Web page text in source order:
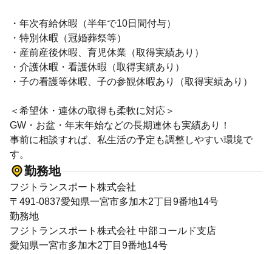
・年次有給休暇（半年で10日間付与）
・特別休暇（冠婚葬祭等）
・産前産後休暇、育児休業（取得実績あり）
・介護休暇・看護休暇（取得実績あり）
・子の看護等休暇、子の参観休暇あり（取得実績あり）
＜希望休・連休の取得も柔軟に対応＞
GW・お盆・年末年始などの長期連休も実績あり！
事前に相談すれば、私生活の予定も調整しやすい環境で
す。
勤務地
フジトランスポート株式会社
〒491-0837愛知県一宮市多加木2丁目9番地14号
勤務地
フジトランスポート株式会社 中部コールド支店
愛知県一宮市多加木2丁目9番地14号